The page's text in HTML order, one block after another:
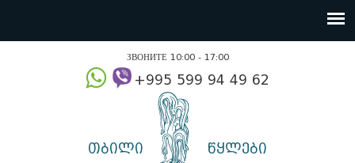
ЗВОНИТЕ 10:00 - 17:00
თბილი წყლები